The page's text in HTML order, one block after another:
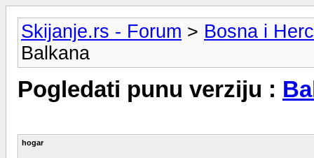
Skijanje.rs - Forum > Bosna i
Balkana
Pogledati punu verziju :
hogar